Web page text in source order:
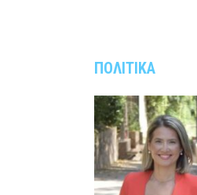
ΠΟΛΙΤΙΚΑ